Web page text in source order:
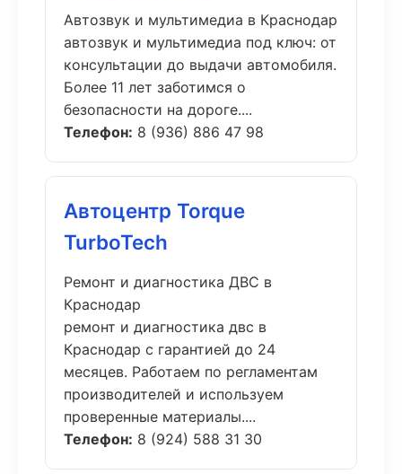
Автозвук и мультимедиа в Краснодар
автозвук и мультимедиа под ключ: от
консультации до выдачи автомобиля.
Более 11 лет заботимся о
безопасности на дороге....
Телефон: 8 (936) 886 47 98
Автоцентр Torque
TurboTech
Ремонт и диагностика ДВС в
Краснодар
ремонт и диагностика двс в
Краснодар с гарантией до 24
месяцев. Работаем по регламентам
производителей и используем
проверенные материалы....
Телефон: 8 (924) 588 31 30